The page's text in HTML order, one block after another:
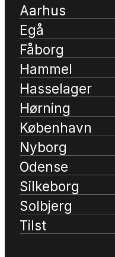
Aarhus
Egå
Fåborg
Hammel
Hasselager
Hørning
København
Nyborg
Odense
Silkeborg
Solbjerg
Tilst